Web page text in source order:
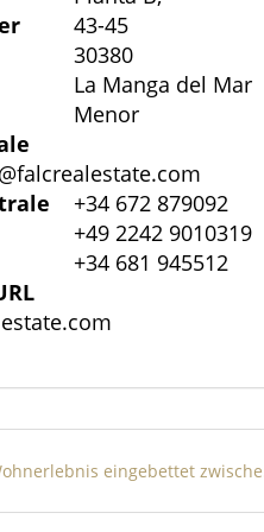
zwischen den
Stahl mit
aus Steinwolle und
mit zwei Schichten
der
aus dem
weißer
glatt gestrichen.
UND
das Innenprofil ist
eingelassen, um
43-45
30380
La Manga del Mar
Menor
+34 672 879092
+49 2242 9010319
+34 681 945512